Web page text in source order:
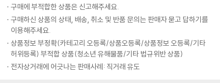
구매에 부적합한 상품은 신고해주세요.
구매하신 상품의 상태, 배송, 취소 및 반품 문의는 판매자 묻고 답하기를
이용해주세요.
상품정보 부정확(카테고리 오등록/상품오등록/상품정보 오등록/기타
허위등록) 부적합 상품(청소년 유해물품/기타 법규위반 상품)
전자상거래에 어긋나는 판매사례: 직거래 유도